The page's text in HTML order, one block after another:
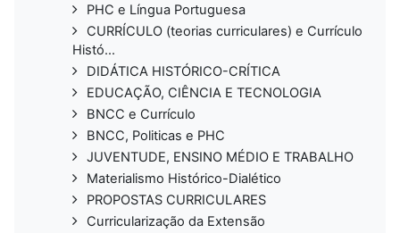
PHC e Língua Portuguesa
CURRÍCULO (teorias curriculares) e Currículo
Histó...
DIDÁTICA HISTÓRICO-CRÍTICA
EDUCAÇÃO, CIÊNCIA E TECNOLOGIA
BNCC e Currículo
BNCC, Politicas e PHC
JUVENTUDE, ENSINO MÉDIO E TRABALHO
Materialismo Histórico-Dialético
PROPOSTAS CURRICULARES
Curricularização da Extensão